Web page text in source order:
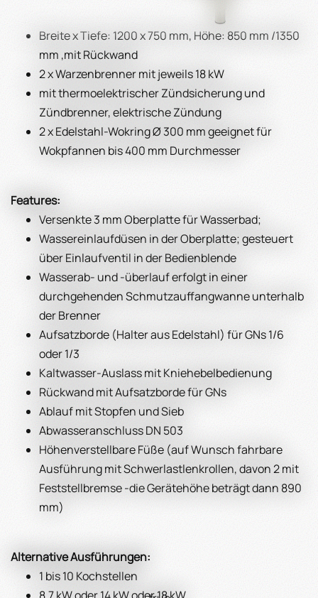
Breite x Tiefe: 1200 x 750 mm, Höhe: 850 mm /1350
mm ,mit Rückwand
2 x Warzenbrenner mit jeweils 18 kW
mit thermoelektrischer Zündsicherung und
Zündbrenner, elektrische Zündung
2 x Edelstahl-Wokring Ø 300 mm geeignet für
Wokpfannen bis 400 mm Durchmesser
Features:
Versenkte 3 mm Oberplatte für Wasserbad;
Wassereinlaufdüsen in der Oberplatte; gesteuert
über Einlaufventil in der Bedienblende
Wasserab- und -überlauf erfolgt in einer
durchgehenden Schmutzauffangwanne unterhalb
der Brenner
Aufsatzborde (Halter aus Edelstahl) für GNs 1/6
oder 1/3
Kaltwasser-Auslass mit Kniehebelbedienung
Rückwand mit Aufsatzborde für GNs
Ablauf mit Stopfen und Sieb
Abwasseranschluss DN 503
Höhenverstellbare Füße (auf Wunsch fahrbare
Ausführung mit Schwerlastlenkrollen, davon 2 mit
Feststellbremse -die Gerätehöhe beträgt dann 890
mm)
Alternative Ausführungen:
1 bis 10 Kochstellen